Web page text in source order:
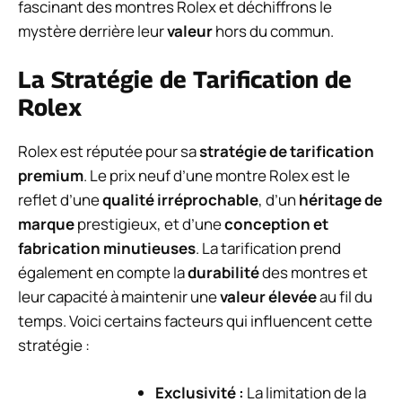
fascinant des montres Rolex et déchiffrons le
mystère derrière leurvaleurhors du commun.
La Stratégie de Tarification de
Rolex
Rolex est réputée pour sastratégie de tarification
premium. Le prix neuf d’une montre Rolex est le
reflet d’unequalité irréprochable, d’un héritage de
marqueprestigieux, et d’uneconception et
fabrication minutieuses. La tarification prend
également en compte ladurabilitédes montres et
leur capacité à maintenir unevaleur élevéeau fil du
temps. Voici certains facteurs qui influencent cette
stratégie :
Exclusivité : La limitation de la